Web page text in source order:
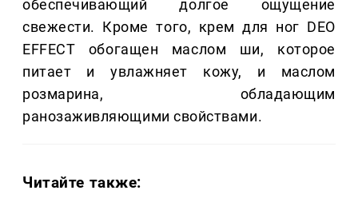
обеспечивающий долгое ощущение
свежести. Кроме того, крем для ног DEO
EFFECT обогащен маслом ши, которое
питает и увлажняет кожу, и маслом
розмарина, обладающим
ранозаживляющими свойствами.
Читайте также: